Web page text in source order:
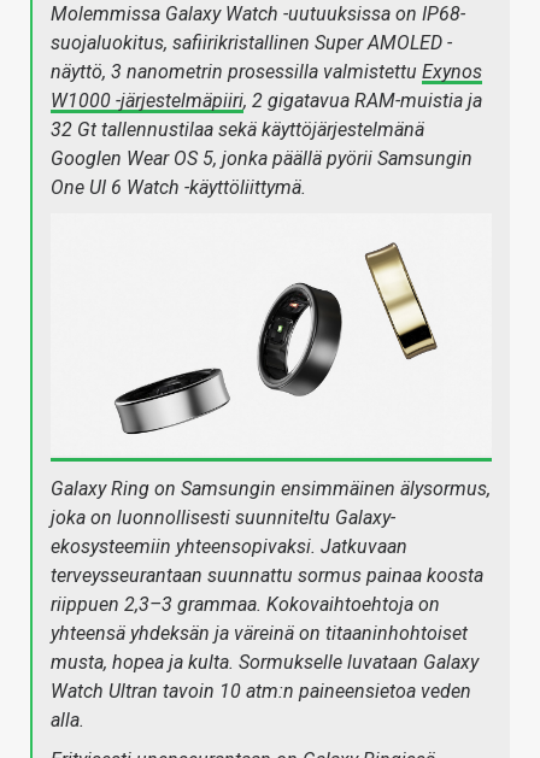
Molemmissa Galaxy Watch -uutuuksissa on IP68-
suojaluokitus, safiirikristallinen Super AMOLED -
näyttö, 3 nanometrin prosessilla valmistettu Exynos
W1000 -järjestelmäpiiri, 2 gigatavua RAM-muistia ja
32 Gt tallennustilaa sekä käyttöjärjestelmänä
Googlen Wear OS 5, jonka päällä pyörii Samsungin
One UI 6 Watch -käyttöliittymä.
Galaxy Ring on Samsungin ensimmäinen älysormus,
joka on luonnollisesti suunniteltu Galaxy-
ekosysteemiin yhteensopivaksi. Jatkuvaan
terveysseurantaan suunnattu sormus painaa koosta
riippuen 2,3–3 grammaa. Kokovaihtoehtoja on
yhteensä yhdeksän ja väreinä on titaaninhohtoiset
musta, hopea ja kulta. Sormukselle luvataan Galaxy
Watch Ultran tavoin 10 atm:n paineensietoa veden
alla.